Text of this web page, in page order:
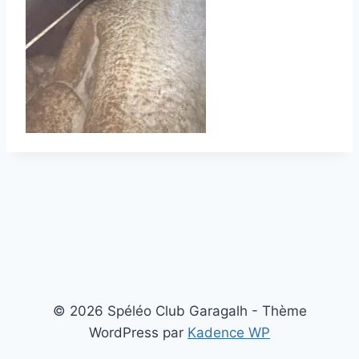
© 2026 Spéléo Club Garagalh - Thème
WordPress par Kadence WP